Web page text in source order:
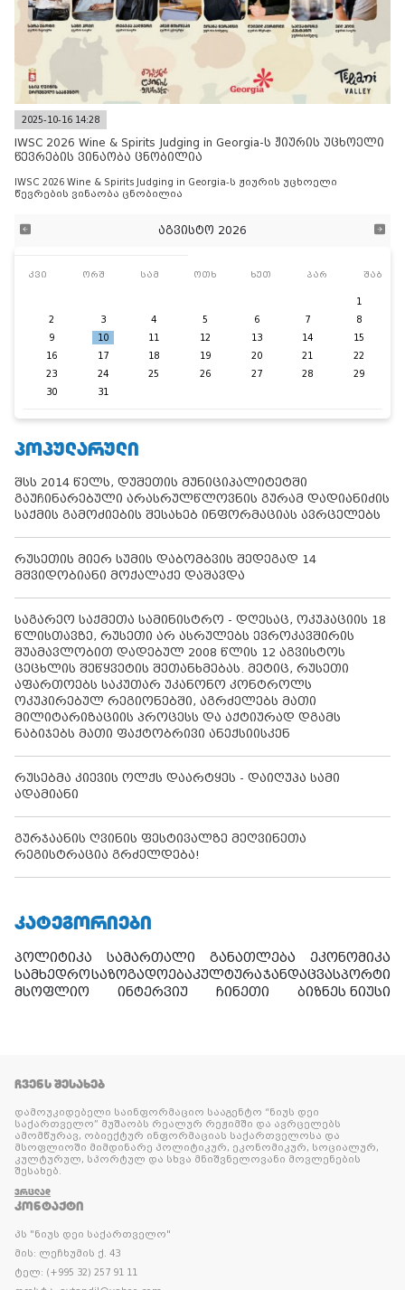
2025-10-16 14:28
IWSC 2026 Wine & Spirits Judging in Georgia-ს ჟიურის უცხოელი
წევრების ვინაობა ცნობილია
IWSC 2026 Wine & Spirits Judging in Georgia-ს ჟიურის უცხოელი
წევრების ვინაობა ცნობილია
აგვისტო 2026
კვი ორშ სამ ოთხ ხუთ პარ შაბ
1
2
3 4 5 6 7
8
9
10 11 12 13 14
15
16
17 18 19 20 21
22
23
24 25 26 27 28
29
30
31
ᲞᲝᲞᲣᲚᲐᲠᲣᲚᲘ
შსს 2014 წელს, დუშეთის მუნიციპალიტეტში
გაუჩინარებული არასრულწლოვნის გურამ დადიანიძის
საქმის გამოძიების შესახებ ინფორმაციას ავრცელებს
რუსეთის მიერ სუმის დაბომბვის შედეგად 14
მშვიდობიანი მოქალაქე დაშავდა
საგარეო საქმეთა სამინისტრო - დღესაც, ოკუპაციის 18
წლისთავზე, რუსეთი არ ასრულებს ევროკავშირის
შუამავლობით დადებულ 2008 წლის 12 აგვისტოს
ცეცხლის შეწყვეტის შეთანხმებას. მეტიც, რუსეთი
აფართოებს საკუთარ უკანონო კონტროლს
ოკუპირებულ რეგიონებში, აგრძელებს მათი
მილიტარიზაციის პროცესს და აქტიურად დგამს
ნაბიჯებს მათი ფაქტობრივი ანექსიისკენ
რუსებმა კიევის ოლქს დაარტყეს - დაიღუპა სამი
ადამიანი
გურჯაანის ღვინის ფესტივალზე მეღვინეთა
რეგისტრაცია გრძელდება!
ᲙᲐᲢᲔᲒᲝᲠᲘᲔᲑᲘ
პოლიტიკა სამართალი განათლება
ეკონომიკა
სამხედროსაზოგადოებაკულტურაჯანდაცვასპორტი
მსოფლიო
ინტერვიუ ჩინეთი ბიზნეს ნიუსი
ᲩᲕᲔᲜᲡ ᲨᲔᲡᲐᲮᲔᲑ
დამოუკიდებელი საინფორმაციო სააგენტო “ნიუს დეი
საქართველო” მუშაობს რეალურ რეჟიმში და ავრცელებს
ამომწურავ, ობიექტურ ინფორმაციას საქართველოსა და
მსოფლიოში მიმდინარე პოლიტიკურ, ეკონომიკურ, სოციალურ,
კულტურულ, სპორტულ და სხვა მნიშვნელოვანი მოვლენების
შესახებ.
ᲕᲠᲪᲚᲐᲓ
ᲙᲝᲜᲢᲐᲥᲢᲘ
პს "ნიუს დეი საქართველო"
მის: ლეჩხუმის ქ. 43
ტელ: (+995 32) 257 91 11